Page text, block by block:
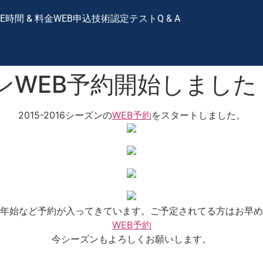
時間 & 料金WEB申込技術認定テスト Q & A
予約開始しました
2015-2016シーズンのWEB予約をスタートしました。
始など予約が入ってきています。ご予定されてる方はお早め
WEB予約
今シーズンもよろしくお願いします。